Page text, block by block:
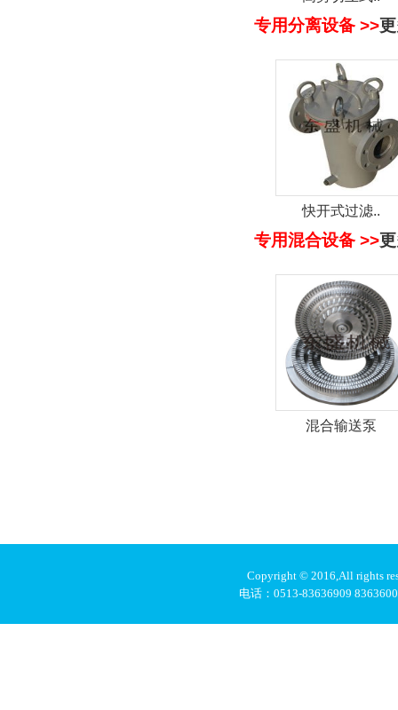
专用分离设备 >>
快开式过滤..
专用混合设备 >>
混合输送泵
Copyright © 2016,All rights
电话：0513-83636909